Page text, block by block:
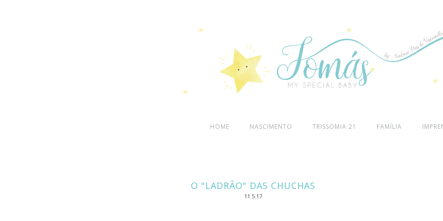
HOME NASCIMENTO TRISSOMIA 21 FAMÍLIA
O "LADRÃO" DAS CHUCHAS
11.5.17